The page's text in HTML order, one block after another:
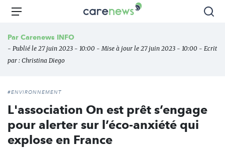
Aller
principal
Carenews,
des
Menu
Par Carenews INFO
- Publié le 27 juin 2023 - 10:00 - Mise à jour le 27 juin 2023 - 10:00 - Ecrit
par : Christina Diego
#ENVIRONNEMENT
L'association On est prêt s’engage
pour alerter sur l’éco-anxiété qui
explose en France